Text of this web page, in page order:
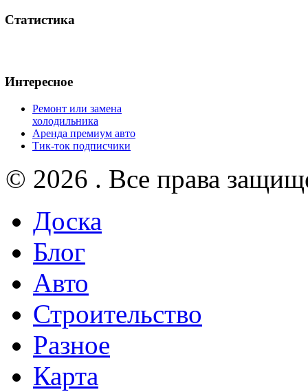
Статистика
Интересное
Ремонт или замена
холодильника
Аренда премиум авто
Тик-ток подписчики
© 2026 . Все права
Доска
Блог
Авто
Строительство
Разное
Карта